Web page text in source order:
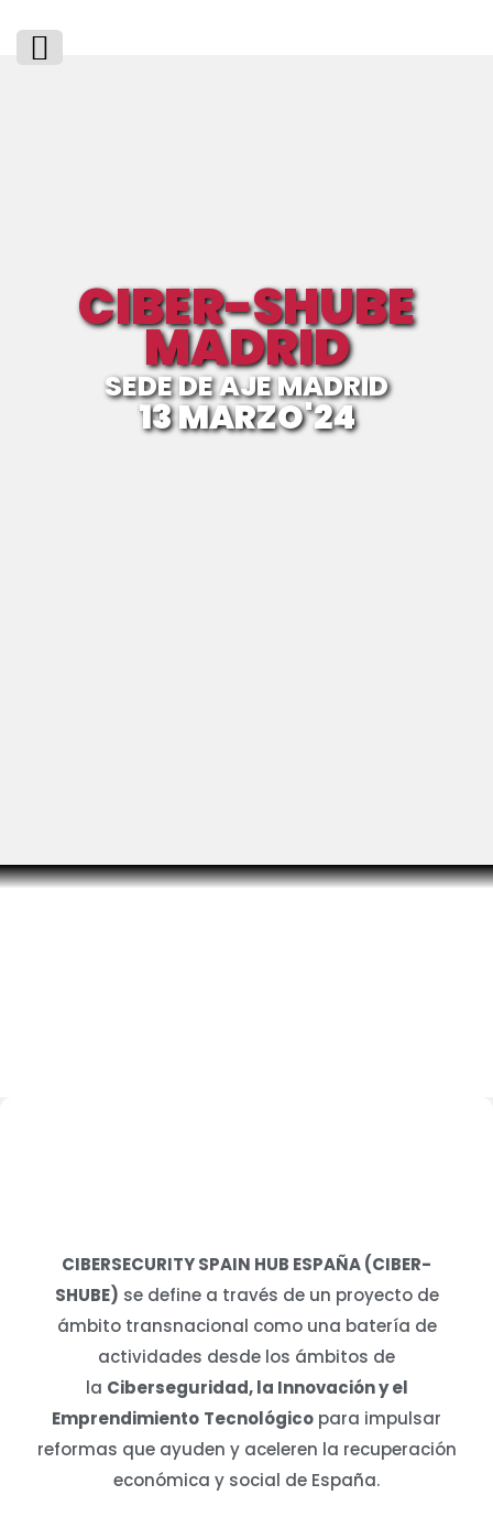
CIBER-SHUBE
MADRID
SEDE DE AJE MADRID
13 MARZO'24
CIBERSECURITY SPAIN HUB ESPAÑA (CIBER-
SHUBE) se define a través de un proyecto de
ámbito transnacional como una batería de
actividades desde los ámbitos de
la Ciberseguridad, la Innovación y el
Emprendimiento Tecnológico para impulsar
reformas que ayuden y aceleren la recuperación
económica y social de España.